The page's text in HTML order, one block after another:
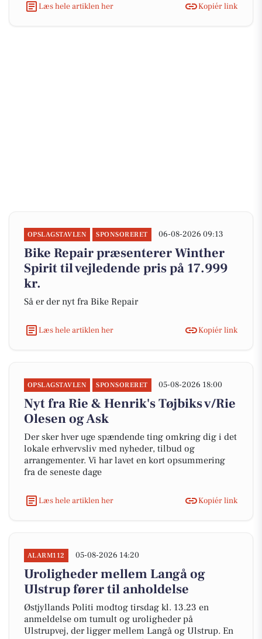
Læs hele artiklen her Kopiér link
OPSLAGSTAVLEN SPONSORERET 06-08-2026 09:13
Bike Repair præsenterer Winther
Spirit til vejledende pris på 17.999
kr.
Så er der nyt fra Bike Repair
Læs hele artiklen her Kopiér link
OPSLAGSTAVLEN SPONSORERET 05-08-2026 18:00
Nyt fra Rie & Henrik's Tøjbiks v/Rie
Olesen og Ask
Der sker hver uge spændende ting omkring dig i det
lokale erhvervsliv med nyheder, tilbud og
arrangementer. Vi har lavet en kort opsummering
fra de seneste dage
Læs hele artiklen her Kopiér link
ALARM112 05-08-2026 14:20
Uroligheder mellem Langå og
Ulstrup fører til anholdelse
Østjyllands Politi modtog tirsdag kl. 13.23 en
anmeldelse om tumult og uroligheder på
Ulstrupvej, der ligger mellem Langå og Ulstrup. En